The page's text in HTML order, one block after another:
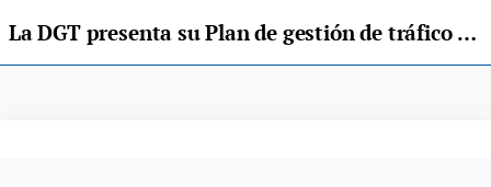
La DGT presenta su Plan de gestión de tráfico para el Boombastic